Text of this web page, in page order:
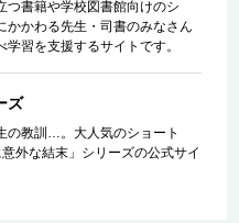
つ書籍や学校図書館向けのシ
かかわる先生・司書のみなさん
習を支援するサイトです。
ズ
の教訓…。大人気のショート
外な結末」シリーズの公式サイ